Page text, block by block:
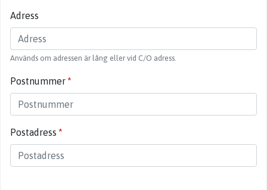
Adress
Används om adressen är lång eller vid C/O adress.
Postnummer
Postadress